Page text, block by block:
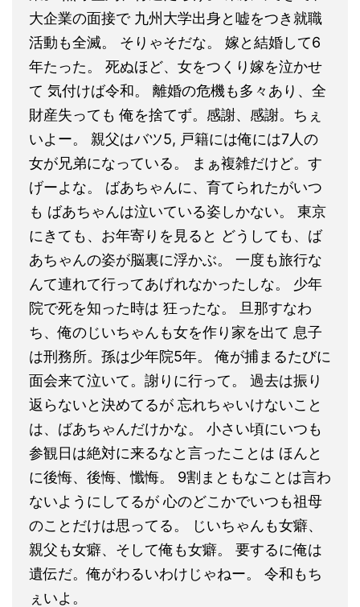
大企業の面接で 九州大学出身と嘘をつき就職
活動も全滅。 そりゃそだな。 嫁と結婚して6
年たった。 死ぬほど、女をつくり嫁を泣かせ
て 気付けば令和。 離婚の危機も多々あり、全
財産失っても 俺を捨てず。感謝、感謝。ちぇ
いよー。 親父はバツ5, 戸籍には俺には7人の
女が兄弟になっている。 まぁ複雑だけど。す
げーよな。 ばあちゃんに、育てられたがいつ
も ばあちゃんは泣いている姿しかない。 東京
にきても、お年寄りを見ると どうしても、ば
あちゃんの姿が脳裏に浮かぶ。 一度も旅行な
んて連れて行ってあげれなかったしな。 少年
院で死を知った時は 狂ったな。 旦那すなわ
ち、俺のじいちゃんも女を作り家を出て 息子
は刑務所。孫は少年院5年。 俺が捕まるたびに
面会来て泣いて。謝りに行って。 過去は振り
返らないと決めてるが 忘れちゃいけないこと
は、ばあちゃんだけかな。 小さい頃にいつも
参観日は絶対に来るなと言ったことは ほんと
に後悔、後悔、懺悔。 9割まともなことは言わ
ないようにしてるが 心のどこかでいつも祖母
のことだけは思ってる。 じいちゃんも女癖、
親父も女癖、そして俺も女癖。 要するに俺は
遺伝だ。俺がわるいわけじゃねー。 令和もち
ぇいよ。